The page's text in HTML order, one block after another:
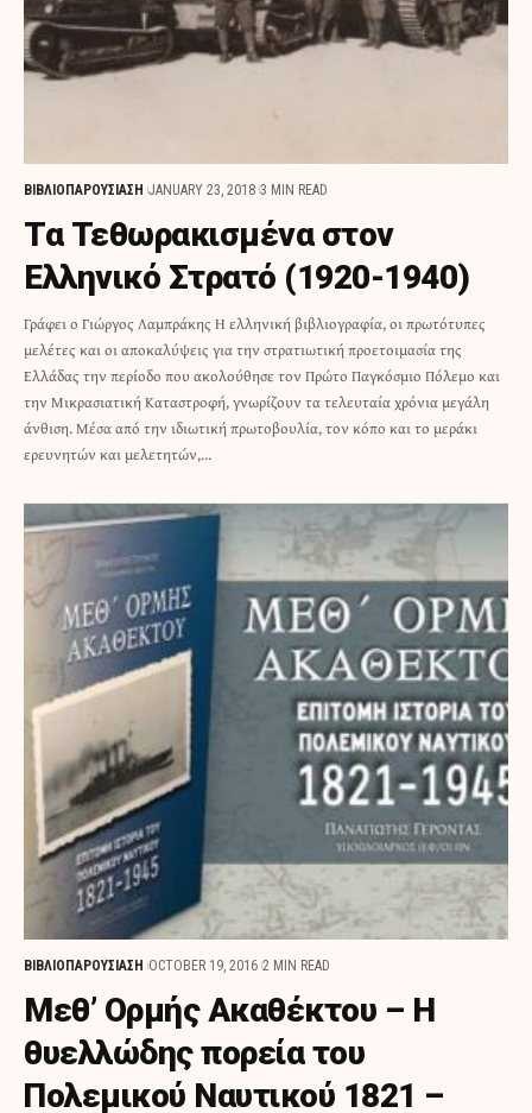
ΒΙΒΛΙΟΠΑΡΟΥΣΙΑΣΗ JANUARY 23, 2018 3 MIN READ
Τα Τεθωρακισμένα στον
Ελληνικό Στρατό (1920-1940)
Γράφει ο Γιώργος Λαμπράκης Η ελληνική βιβλιογραφία, οι πρωτότυπες
μελέτες και οι αποκαλύψεις για την στρατιωτική προετοιμασία της
Ελλάδας την περίοδο που ακολούθησε τον Πρώτο Παγκόσμιο Πόλεμο και
την Μικρασιατική Καταστροφή, γνωρίζουν τα τελευταία χρόνια μεγάλη
άνθιση. Μέσα από την ιδιωτική πρωτοβουλία, τον κόπο και το μεράκι
ερευνητών και μελετητών,…
ΒΙΒΛΙΟΠΑΡΟΥΣΙΑΣΗ OCTOBER 19, 2016 2 MIN READ
Μεθ’ Ορμής Ακαθέκτου – Η
θυελλώδης πορεία του
Πολεμικού Ναυτικού 1821 –